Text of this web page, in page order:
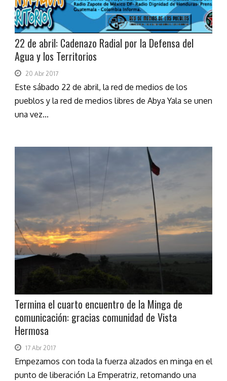
22 de abril: Cadenazo Radial por la Defensa del
Agua y los Territorios
20 Abr 2017
Este sábado 22 de abril, la red de medios de los
pueblos y la red de medios libres de Abya Yala se unen
una vez...
Termina el cuarto encuentro de la Minga de
comunicación: gracias comunidad de Vista
Hermosa
17 Abr 2017
Empezamos con toda la fuerza alzados en minga en el
punto de liberación La Emperatriz, retomando una